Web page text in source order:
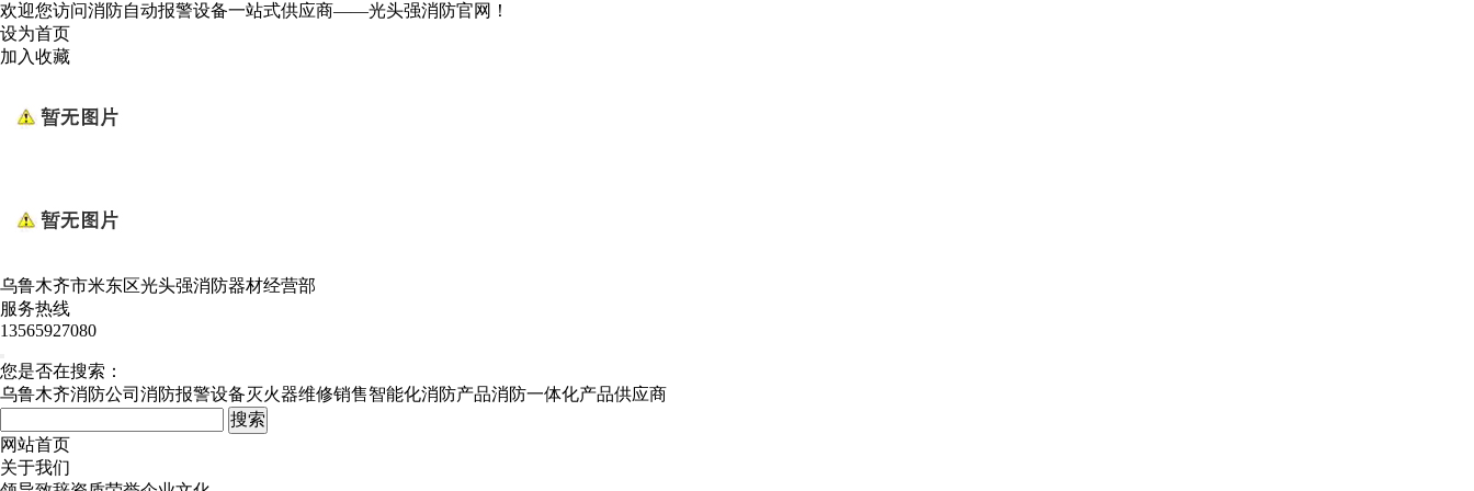
欢迎您访问消防自动报警设备一站式供应商——光头强消防官网！
设为首页
加入收藏
乌鲁木齐市米东区光头强消防器材经营部
服务热线
13565927080
您是否在搜索：
乌鲁木齐消防公司 消防报警设备灭火器维修销售智能化消防产品消防一体化产品供应商
网站首页
关于我们